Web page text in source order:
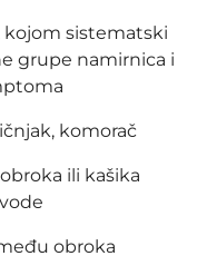
kojom sistematski
grupe namirnica i
komorač
ili kašika
obroka